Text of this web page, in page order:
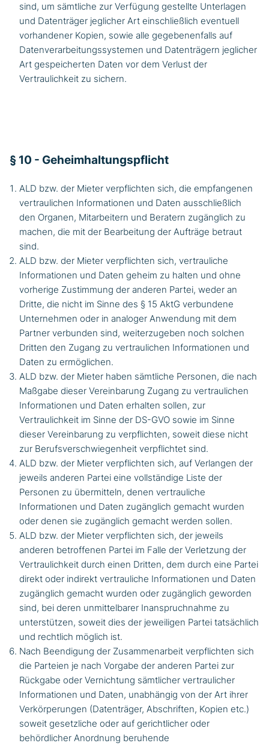
sind, um sämtliche zur Verfügung gestellte Unterlagen
und Datenträger jeglicher Art einschließlich eventuell
vorhandener Kopien, sowie alle gegebenenfalls auf
Datenverarbeitungssystemen und Datenträgern jeglicher
Art gespeicherten Daten vor dem Verlust der
Vertraulichkeit zu sichern.
§ 10 - Geheimhaltungspflicht
ALD bzw. der Mieter verpflichten sich, die empfangenen
vertraulichen Informationen und Daten ausschließlich
den Organen, Mitarbeitern und Beratern zugänglich zu
machen, die mit der Bearbeitung der Aufträge betraut
sind.
ALD bzw. der Mieter verpflichten sich, vertrauliche
Informationen und Daten geheim zu halten und ohne
vorherige Zustimmung der anderen Partei, weder an
Dritte, die nicht im Sinne des § 15 AktG verbundene
Unternehmen oder in analoger Anwendung mit dem
Partner verbunden sind, weiterzugeben noch solchen
Dritten den Zugang zu vertraulichen Informationen und
Daten zu ermöglichen.
ALD bzw. der Mieter haben sämtliche Personen, die nach
Maßgabe dieser Vereinbarung Zugang zu vertraulichen
Informationen und Daten erhalten sollen, zur
Vertraulichkeit im Sinne der DS-GVO sowie im Sinne
dieser Vereinbarung zu verpflichten, soweit diese nicht
zur Berufsverschwiegenheit verpflichtet sind.
ALD bzw. der Mieter verpflichten sich, auf Verlangen der
jeweils anderen Partei eine vollständige Liste der
Personen zu übermitteln, denen vertrauliche
Informationen und Daten zugänglich gemacht wurden
oder denen sie zugänglich gemacht werden sollen.
ALD bzw. der Mieter verpflichten sich, der jeweils
anderen betroffenen Partei im Falle der Verletzung der
Vertraulichkeit durch einen Dritten, dem durch eine Partei
direkt oder indirekt vertrauliche Informationen und Daten
zugänglich gemacht wurden oder zugänglich geworden
sind, bei deren unmittelbarer Inanspruchnahme zu
unterstützen, soweit dies der jeweiligen Partei tatsächlich
und rechtlich möglich ist.
Nach Beendigung der Zusammenarbeit verpflichten sich
die Parteien je nach Vorgabe der anderen Partei zur
Rückgabe oder Vernichtung sämtlicher vertraulicher
Informationen und Daten, unabhängig von der Art ihrer
Verkörperungen (Datenträger, Abschriften, Kopien etc.)
soweit gesetzliche oder auf gerichtlicher oder
behördlicher Anordnung beruhende